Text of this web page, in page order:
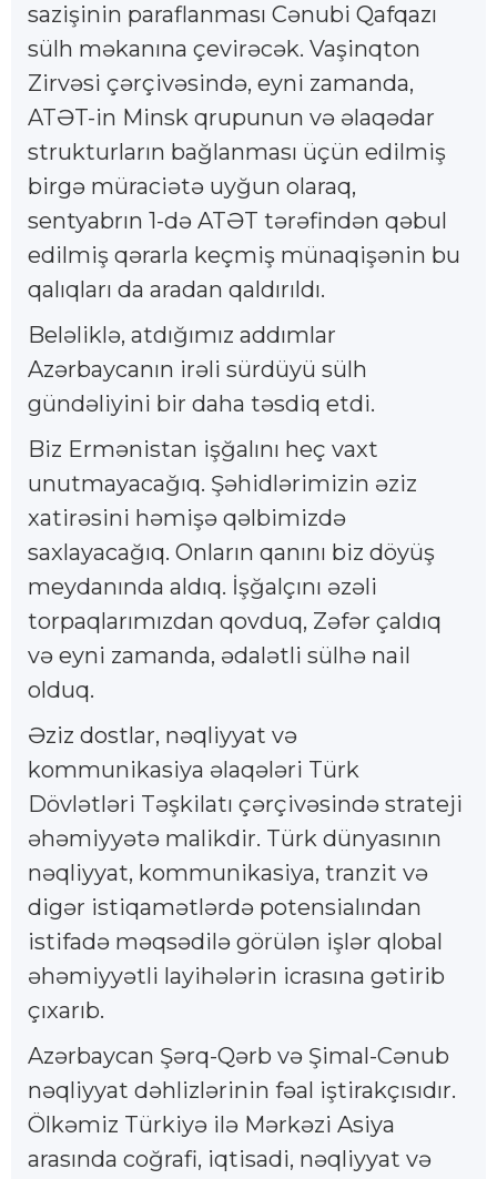
sazişinin paraflanması Cənubi Qafqazı
sülh məkanına çevirəcək. Vaşinqton
Zirvəsi çərçivəsində, eyni zamanda,
ATƏT-in Minsk qrupunun və əlaqədar
strukturların bağlanması üçün edilmiş
birgə müraciətə uyğun olaraq,
sentyabrın 1-də ATƏT tərəfindən qəbul
edilmiş qərarla keçmiş münaqişənin bu
qalıqları da aradan qaldırıldı.
Beləliklə, atdığımız addımlar
Azərbaycanın irəli sürdüyü sülh
gündəliyini bir daha təsdiq etdi.
Biz Ermənistan işğalını heç vaxt
unutmayacağıq. Şəhidlərimizin əziz
xatirəsini həmişə qəlbimizdə
saxlayacağıq. Onların qanını biz döyüş
meydanında aldıq. İşğalçını əzəli
torpaqlarımızdan qovduq, Zəfər çaldıq
və eyni zamanda, ədalətli sülhə nail
olduq.
Əziz dostlar, nəqliyyat və
kommunikasiya əlaqələri Türk
Dövlətləri Təşkilatı çərçivəsində strateji
əhəmiyyətə malikdir. Türk dünyasının
nəqliyyat, kommunikasiya, tranzit və
digər istiqamətlərdə potensialından
istifadə məqsədilə görülən işlər qlobal
əhəmiyyətli layihələrin icrasına gətirib
çıxarıb.
Azərbaycan Şərq-Qərb və Şimal-Cənub
nəqliyyat dəhlizlərinin fəal iştirakçısıdır.
Ölkəmiz Türkiyə ilə Mərkəzi Asiya
arasında coğrafi, iqtisadi, nəqliyyat və